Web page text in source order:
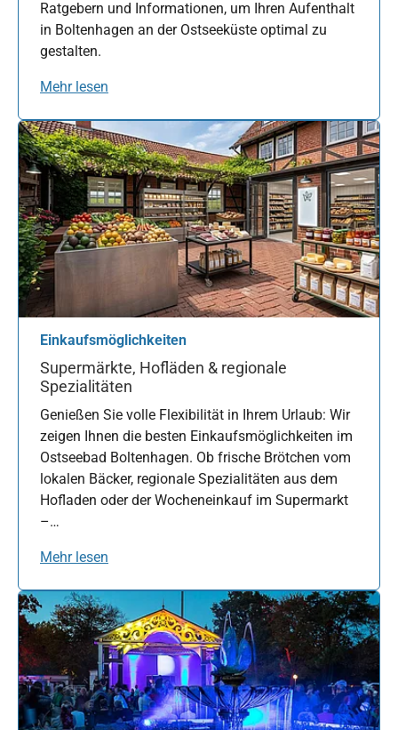
Ratgebern und Informationen, um Ihren Aufenthalt
in Boltenhagen an der Ostseeküste optimal zu
gestalten.
Mehr lesen
Einkaufsmöglichkeiten
Supermärkte, Hofläden & regionale
Spezialitäten
Genießen Sie volle Flexibilität in Ihrem Urlaub: Wir
zeigen Ihnen die besten Einkaufsmöglichkeiten im
Ostseebad Boltenhagen. Ob frische Brötchen vom
lokalen Bäcker, regionale Spezialitäten aus dem
Hofladen oder der Wocheneinkauf im Supermarkt
–…
Mehr lesen